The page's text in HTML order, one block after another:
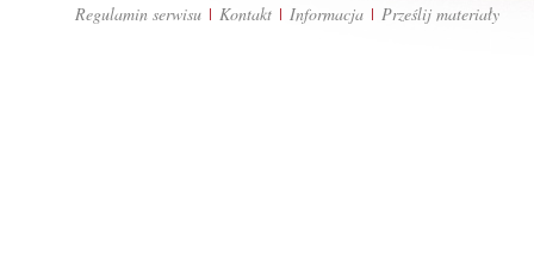
Regulamin serwisu | Kontakt | Informacja | Prześlij materiały